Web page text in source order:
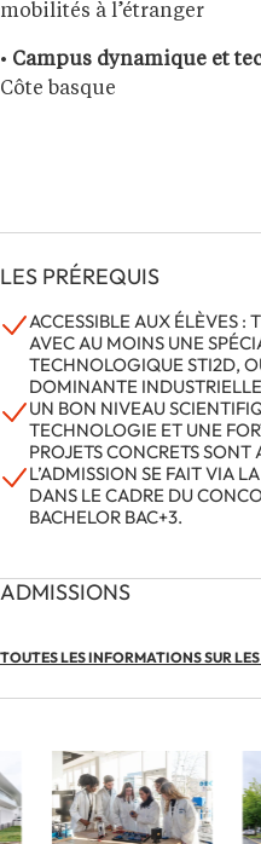
mobilités à l’étranger
• Campus dynamique et
Côte basque
LES PRÉREQUIS
ACCESSIBLE AUX ÉLÈVES :
AVEC AU MOINS UNE
TECHNOLOGIQUE STI2D,
DOMINANTE
UN BON NIVEAU
TECHNOLOGIE ET UNE
PROJETS CONCRETS SONT
L’ADMISSION SE FAIT VIA
DANS LE CADRE DU
BACHELOR BAC+3.
ADMISSIONS
TOUTES LES INFORMATIONS SUR